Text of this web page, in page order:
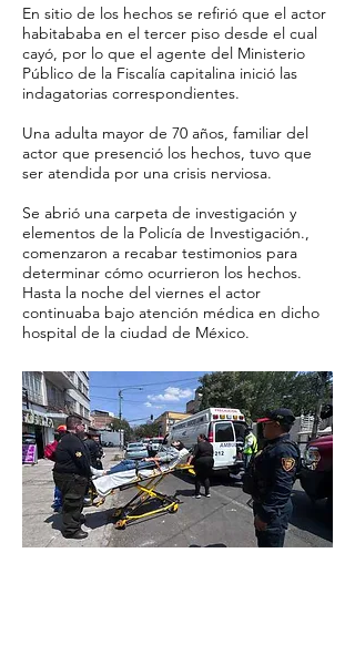
En sitio de los hechos se refirió que el actor
habitababa en el tercer piso desde el cual
cayó, por lo que el agente del Ministerio
Público de la Fiscalía capitalina inició las
indagatorias correspondientes.
Una adulta mayor de 70 años, familiar del
actor que presenció los hechos, tuvo que
ser atendida por una crisis nerviosa.
Se abrió una carpeta de investigación y
elementos de la Policía de Investigación.,
comenzaron a recabar testimonios para
determinar cómo ocurrieron los hechos.
Hasta la noche del viernes el actor
continuaba bajo atención médica en dicho
hospital de la ciudad de México.